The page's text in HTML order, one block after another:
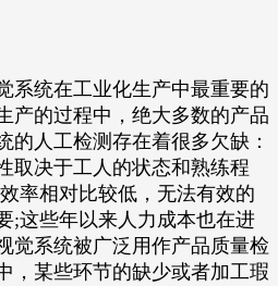
统在工业化生产中最重要的
产的过程中，绝大多数的产品
的人工检测存在着很多欠缺：
取决于工人的状态和熟练程
率相对比较低，无法有效的
;这些年以来人力成本也在进
觉系统被广泛用作产品质量检
，某些环节的缺少或者加工瑕